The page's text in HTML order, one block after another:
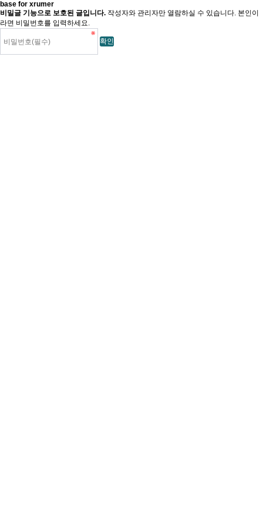
base for xrumer
비밀글 기능으로 보호된 글입니다. 작성자와 관리자만 열람하실 수 있습니다. 본인이
라면 비밀번호를 입력하세요.